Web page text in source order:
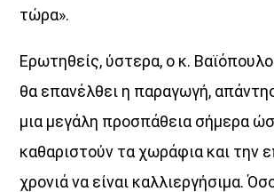
τώρα».
Ερωτηθείς, ύστερα, ο κ.
θα επανέλθει η παραγωγή,
μια μεγάλη προσπάθεια σήμερα
καθαριστούν τα χωράφια και την
χρονιά να είναι καλλιεργήσιμα.